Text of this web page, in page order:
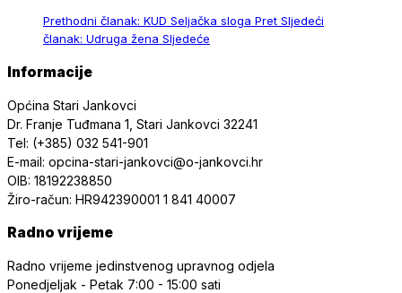
Prethodni članak: KUD Seljačka sloga Pret Sljedeći
članak: Udruga žena Sljedeće
Informacije
Općina Stari Jankovci
Dr. Franje Tuđmana 1, Stari Jankovci 32241
Tel: (+385) 032 541-901
E-mail: opcina-stari-jankovci@o-jankovci.hr
OIB: 18192238850
Žiro-račun: HR942390001 1 841 40007
Radno vrijeme
Radno vrijeme jedinstvenog upravnog odjela
Ponedjeljak - Petak 7:00 - 15:00 sati